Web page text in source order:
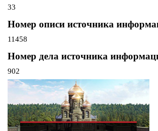
33
Номер описи источника
11458
Номер дела источника
902